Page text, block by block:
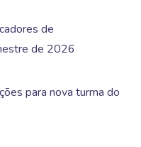
de
de 2026
para nova turma do